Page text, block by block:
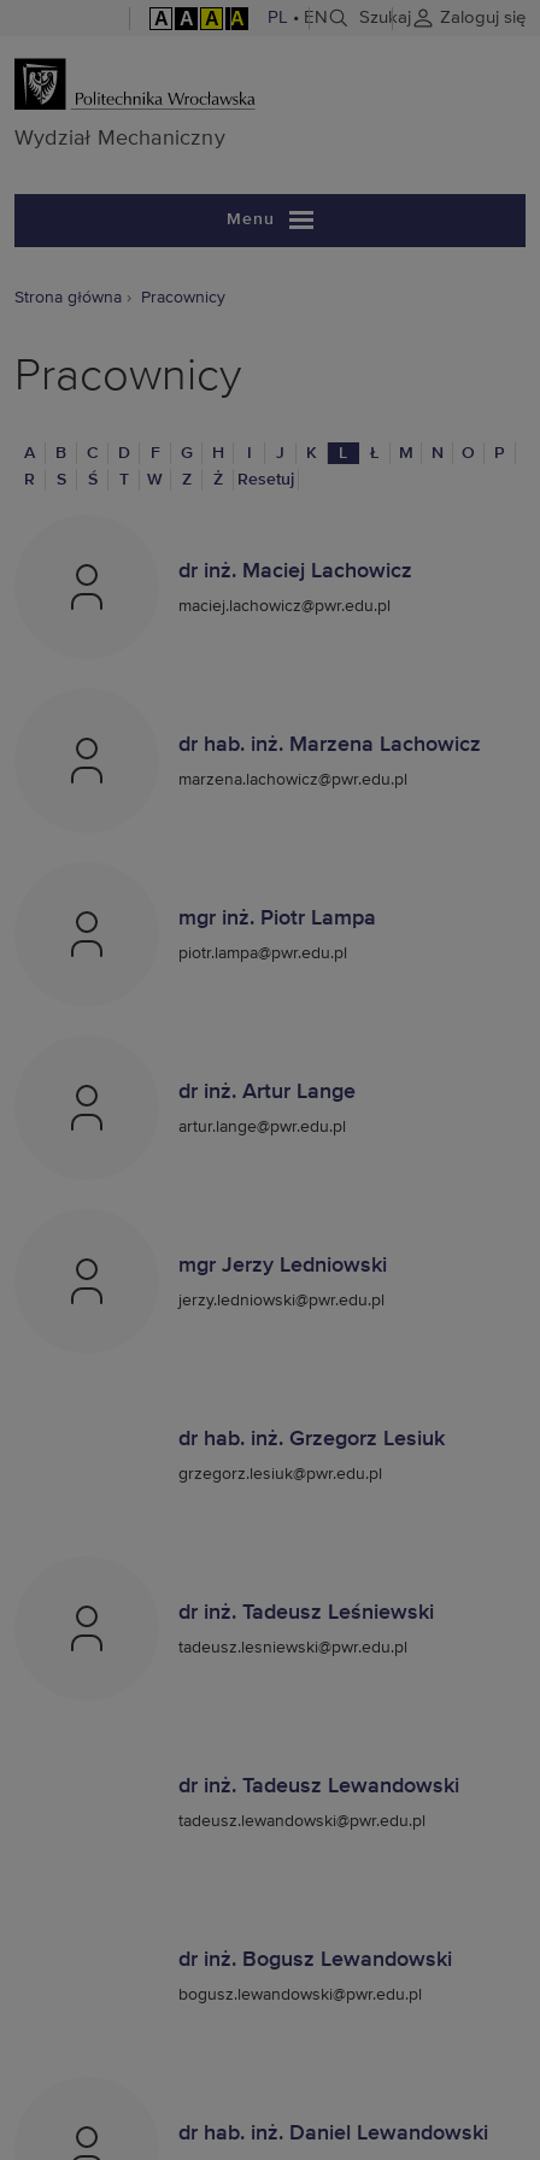
A A A A PL • EN Szukaj Zaloguj się
Wydział
Wydział Mechaniczny
Menu
Strona główna Pracownicy
Pracownicy
A B C D F G H J K L Ł M N O
P
R
S Ś T W Z Ż Resetuj
dr inż. Maciej Lachowicz
maciej.lachowicz@pwr.edu.pl
dr hab. inż. Marzena Lachowicz
marzena.lachowicz@pwr.edu.pl
mgr inż. Piotr Lampa
piotr.lampa@pwr.edu.pl
dr inż. Artur Lange
artur.lange@pwr.edu.pl
mgr Jerzy Ledniowski
jerzy.ledniowski@pwr.edu.pl
dr hab. inż. Grzegorz Lesiuk
grzegorz.lesiuk@pwr.edu.pl
dr inż. Tadeusz Leśniewski
tadeusz.lesniewski@pwr.edu.pl
dr inż. Tadeusz Lewandowski
tadeusz.lewandowski@pwr.edu.pl
dr inż. Bogusz Lewandowski
bogusz.lewandowski@pwr.edu.pl
dr hab. inż. Daniel Lewandowski